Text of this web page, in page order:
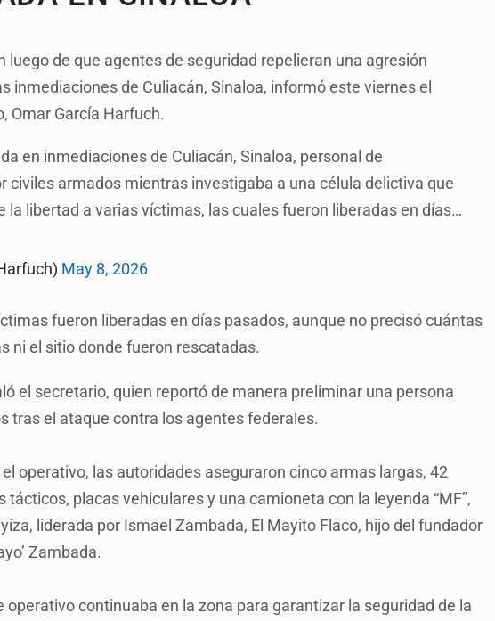
de que agentes de seguridad repelieran una agresión
inmediaciones de Culiacán, Sinaloa, informó este viernes el
Omar García Harfuch.
en inmediaciones de Culiacán, Sinaloa, personal de
civiles armados mientras investigaba a una célula delictiva que
la libertad a varias víctimas, las cuales fueron liberadas en días…
May 8, 2026
fueron liberadas en días pasados, aunque no precisó cuántas
ni el sitio donde fueron rescatadas.
el secretario, quien reportó de manera preliminar una persona
tras el ataque contra los agentes federales.
operativo, las autoridades aseguraron cinco armas largas, 42
placas vehiculares y una camioneta con la leyenda “MF”,
liderada por Ismael Zambada, El Mayito Flaco, hijo del fundador
Zambada.
continuaba en la zona para garantizar la seguridad de la